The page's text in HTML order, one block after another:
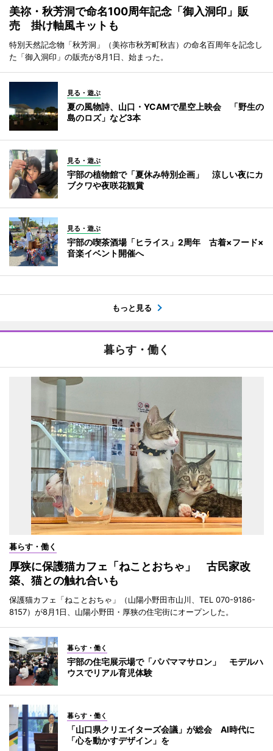
美祢・秋芳洞で命名100周年記念「御入洞印」販
売 掛け軸風キットも
特別天然記念物「秋芳洞」（美祢市秋芳町秋吉）の命名百周年を記念し
た「御入洞印」の販売が8月1日、始まった。
見る・遊ぶ
夏の風物詩、山口・YCAMで星空上映会 「野生の
島のロズ」など3本
見る・遊ぶ
宇部の植物館で「夏休み特別企画」 涼しい夜にカ
ブクワや夜咲花観賞
見る・遊ぶ
宇部の喫茶酒場「ヒライス」2周年 古着×フード×
音楽イベント開催へ
もっと見る
暮らす・働く
暮らす・働く
厚狭に保護猫カフェ「ねことおちゃ」 古民家改
築、猫との触れ合いも
保護猫カフェ「ねことおちゃ」（山陽小野田市山川、TEL 070-9186-
8157）が8月1日、山陽小野田・厚狭の住宅街にオープンした。
暮らす・働く
宇部の住宅展示場で「パパママサロン」 モデルハ
ウスでリアル育児体験
暮らす・働く
「山口県クリエイターズ会議」が総会 AI時代に
「心を動かすデザイン」を